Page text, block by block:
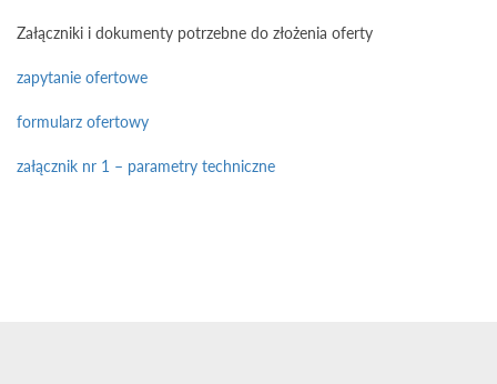
Załączniki i dokumenty potrzebne do złożenia oferty
zapytanie ofertowe
formularz ofertowy
załącznik nr 1 – parametry techniczne